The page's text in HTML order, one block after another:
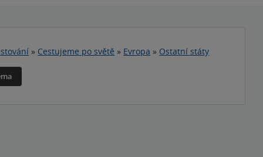
» Cestujeme po světě » Evropa » Ostatní státy